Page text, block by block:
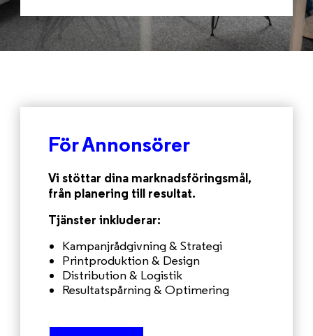
För Annonsörer
Vi stöttar dina marknadsföringsmål,
från planering till resultat.
Tjänster inkluderar:
Kampanjrådgivning & Strategi
Printproduktion & Design
Distribution & Logistik
Resultatspårning & Optimering